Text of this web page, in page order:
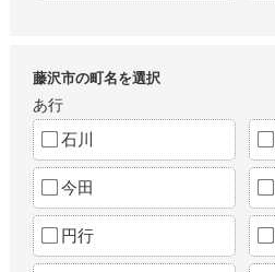
藤沢市の町名を選択
あ行
石川
今田
円行